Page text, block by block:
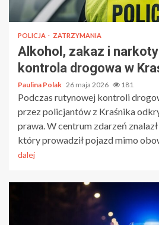
POLICJA ZATRZYMANIA
Alkohol, zakaz i
kontrola drogowa w
Paulina Polak 26 maja 2026 181
Podczas rutynowej kontroli
przez policjantów z Kraśnika
prawa. W centrum zdarzeń
który prowadził pojazd mimo
dalej